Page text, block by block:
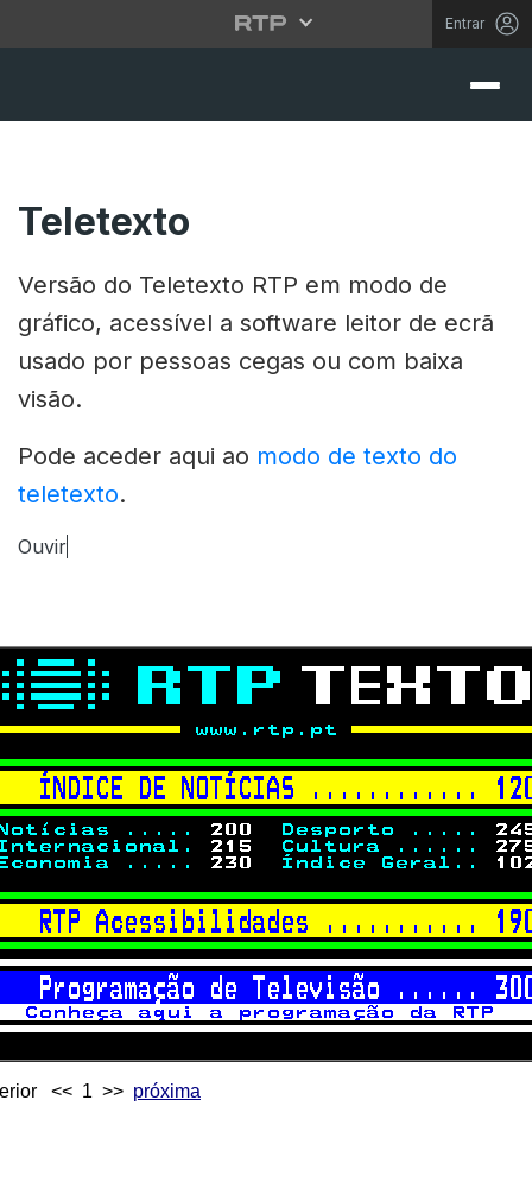
Entrar
Teletexto
Versão do Teletexto RTP em modo de
gráfico, acessível a software leitor de ecrã
usado por pessoas cegas ou com baixa
visão.
Pode aceder aqui ao modo de texto do
teletexto.
Ouvir